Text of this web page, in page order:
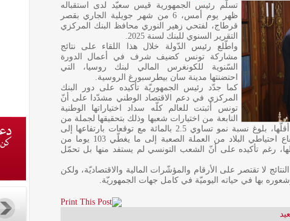
تسلّم رئيس الجمهورية قيس سعيّد لدى استقباله
ظهر يوم أمس، 6 من شهر جويلية الجاري بقصر
قرطاج، لفتحي زهير النوري محافظ البنك المركزي
التقرير السنوي للبنك لسنة 2025.
واطّلع رئيس الدّولة خلال هذا اللقاء على نتائج
مشاركة تونس كضيف شرف في أعمال الدورة
السّنوية للكونغرس المالي لبنك روسيا، التي
احتضنتها مدينة سان بيطرسبورغ الروسية.
كما جدّد رئيس الجمهوريّة تأكيده على دور البنك
المركزي في دعم الاقتصاد الوطني مشدّدا على أنّ
تونس أثبتت للعالم كلّه سداد اختياراتها الوطنية
النابعة من اختيارات شعبها وذلك بتحقيقها لجملة من
المؤشّرات الإيجابية، من بينها وليست أقلّها، بلوغ نسبة نمو تساوي 2.5 بالمائة مع توقعات بارتفاعها إلى
جانب التحكم في نسبة التضخّم، وارتفاع احتياطي البلاد من العملة الصعبة إلى ما يغطّي 103 يوما من
رغم تأكيده على أنّ الشعب التونسي لم يستفد منها بل تحمّل
لا تقتصر على الأرقام والمؤشّرات المالية والاقتصاديّة، ولكن
بها في حياته اليوميّة في كامل جهات الجمهوريّة.